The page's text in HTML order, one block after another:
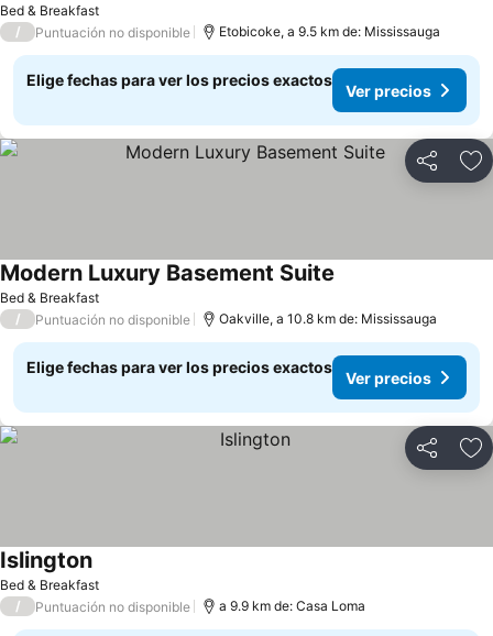
Bed & Breakfast
/ Puntuación no disponible Etobicoke, a 9.5 km de: Mississauga
Elige fechas para ver los precios exactos
Ver precios
Compartir
Bed & Breakfast
Modern Luxury Basement Suite
/ Puntuación no disponible Oakville, a 10.8 km de: Mississauga
Elige fechas para ver los precios exactos
Ver precios
Compartir
Bed & Breakfast
Islington
/ Puntuación no disponible a 9.9 km de: Casa Loma